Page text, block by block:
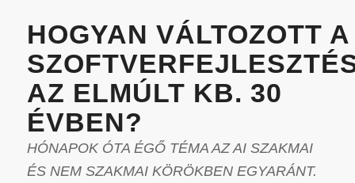
HOGYAN VÁLTOZOTT A
AZ ELMÚLT KB. 30
ÉVBEN?
HÓNAPOK ÓTA ÉGŐ TÉMA AZ AI SZAKMAI
ÉS NEM SZAKMAI KÖRÖKBEN EGYARÁNT.